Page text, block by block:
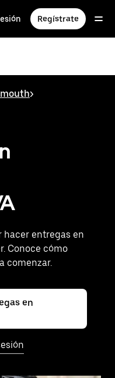
Regístrate
>
hacer entregas en
Conoce cómo
comenzar.
en